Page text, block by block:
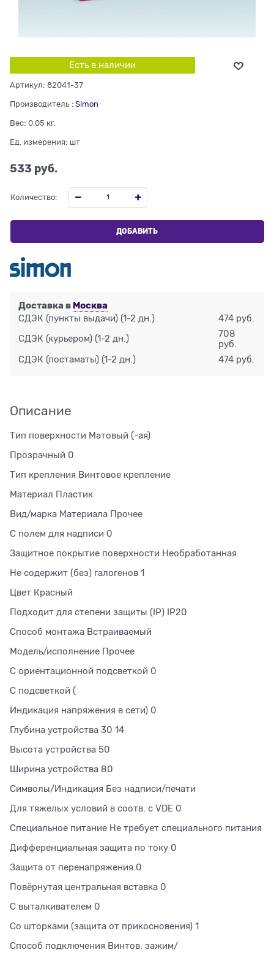
Есть в наличии
Артикул: 82041-37
Производитель : Simon
Вес: 0.05 кг.
Ед. измерения: шт
533 руб.
Количество:
ДОБАВИТЬ
Доставка в Москва
СДЭК (пункты выдачи) (1-2 дн.) 474 руб.
СДЭК (курьером) (1-2 дн.)
708
руб.
СДЭК (постаматы) (1-2 дн.) 474 руб.
Описание
Тип поверхности Матовый (-ая)
Прозрачный 0
Тип крепления Винтовое крепление
Материал Пластик
Вид/марка Материала Прочее
С полем для надписи 0
Защитное покрытие поверхности Необработанная
Не содержит (без) галогенов 1
Цвет Красный
Подходит для степени защиты (IP) IP20
Способ монтажа Встраиваемый
Модель/исполнение Прочее
С ориентационной подсветкой 0
С подсветкой (
Индикация напряжения в сети) 0
Глубина устройства 30 14
Высота устройства 50
Ширина устройства 80
Символы/Индикация Без надписи/печати
Для тяжелых условий в соотв. с VDE 0
Специальное питание Не требует специального питания
Дифференциальная защита по току 0
Защита от перенапряжения 0
Повёрнутая центральная вставка 0
С выталкивателем 0
Со шторками (защита от прикосновения) 1
Способ подключения Винтов. зажим/